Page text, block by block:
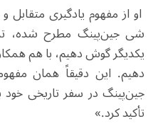
او از مفهوم یادگیری
شی جین‌پینگ مطرح شده،
یکدیگر گوش دهیم، با هم
دهیم. این دقیقاً همان
تأکید کرد.»